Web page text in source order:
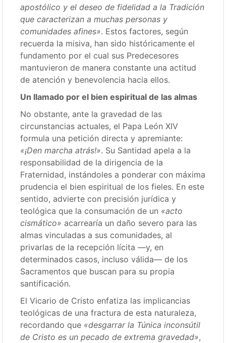
apostólico y el deseo de fidelidad a la Tradición
que caracterizan a muchas personas y
comunidades afines». Estos factores, según
recuerda la misiva, han sido históricamente el
fundamento por el cual sus Predecesores
mantuvieron de manera constante una actitud
de atención y benevolencia hacia ellos.
Un llamado por el bien espiritual de las almas
No obstante, ante la gravedad de las
circunstancias actuales, el Papa León XIV
formula una petición directa y apremiante:
«¡Den marcha atrás!». Su Santidad apela a la
responsabilidad de la dirigencia de la
Fraternidad, instándoles a ponderar con máxima
prudencia el bien espiritual de los fieles. En este
sentido, advierte con precisión jurídica y
teológica que la consumación de un «acto
cismático» acarrearía un daño severo para las
almas vinculadas a sus comunidades, al
privarlas de la recepción lícita —y, en
determinados casos, incluso válida— de los
Sacramentos que buscan para su propia
santificación.
El Vicario de Cristo enfatiza las implicancias
teológicas de una fractura de esta naturaleza,
recordando que «desgarrar la Túnica inconsútil
de Cristo es un pecado de extrema gravedad»,